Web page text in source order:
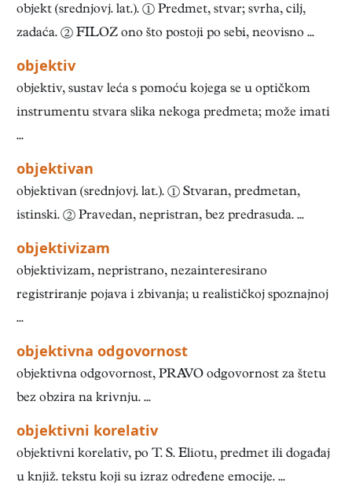
objekt (srednjovj. lat.). ① Predmet, stvar; svrha, cilj,
zadaća. ② FILOZ ono što postoji po sebi, neovisno ...
objektiv
objektiv, sustav leća s pomoću kojega se u optičkom
instrumentu stvara slika nekoga predmeta; može imati
...
objektivan
objektivan (srednjovj. lat.). ① Stvaran, predmetan,
istinski. ② Pravedan, nepristran, bez predrasuda. ...
objektivizam
objektivizam, nepristrano, nezainteresirano
registriranje pojava i zbivanja; u realističkoj spoznajnoj
...
objektivna odgovornost
objektivna odgovornost, PRAVO odgovornost za štetu
bez obzira na krivnju. ...
objektivni korelativ
objektivni korelativ, po T. S. Eliotu, predmet ili događaj
u knjiž. tekstu koji su izraz određene emocije. ...